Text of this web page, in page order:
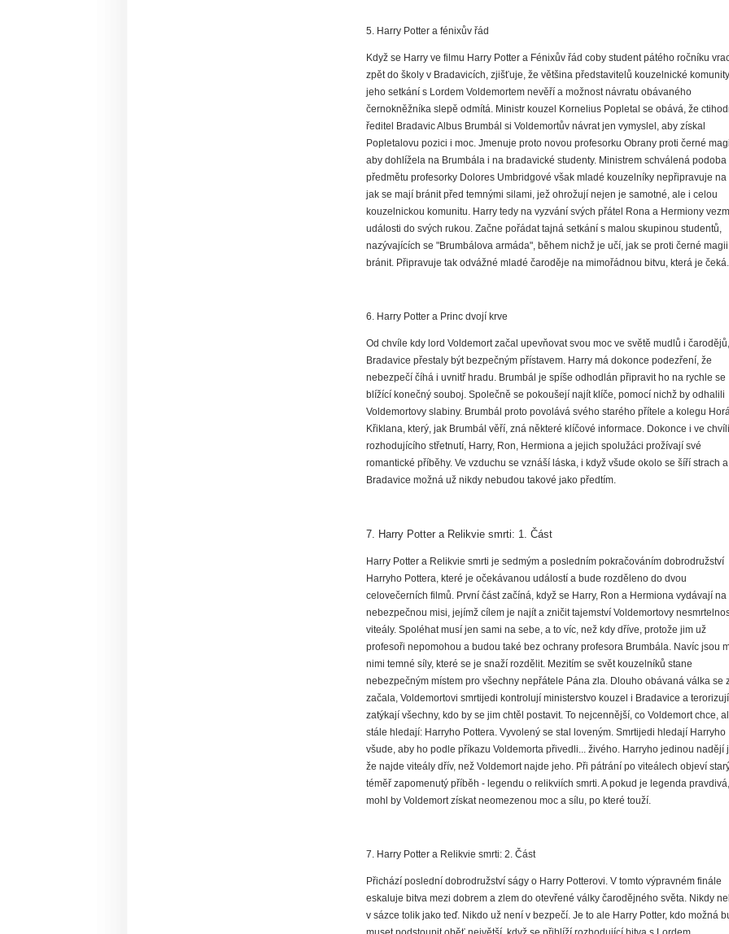
5. Harry Potter a fénixův řád
Když se Harry ve filmu Harry Potter a Fénixův řád coby student pátého ročníku
zpět do školy v Bradavicích, zjišťuje, že většina představitelů kouzelnické
jeho setkání s Lordem Voldemortem nevěří a možnost návratu obávaného
černokněžníka slepě odmítá. Ministr kouzel Kornelius Popletal se obává, že
ředitel Bradavic Albus Brumbál si Voldemortův návrat jen vymyslel, aby získal
Popletalovu pozici i moc. Jmenuje proto novou profesorku Obrany proti černé
aby dohlížela na Brumbála i na bradavické studenty. Ministrem schválená podoba
předmětu profesorky Dolores Umbridgové však mladé kouzelníky nepřipravuje na
jak se mají bránit před temnými silami, jež ohrožují nejen je samotné, ale i celou
kouzelnickou komunitu. Harry tedy na vyzvání svých přátel Rona a Hermiony
události do svých rukou. Začne pořádat tajná setkání s malou skupinou studentů,
nazývajících se "Brumbálova armáda", během nichž je učí, jak se proti černé magii
bránit. Připravuje tak odvážné mladé čaroděje na mimořádnou bitvu, která je
6. Harry Potter a Princ dvojí krve
Od chvíle kdy lord Voldemort začal upevňovat svou moc ve světě mudlů i čarodějů,
Bradavice přestaly být bezpečným přístavem. Harry má dokonce podezření, že
nebezpečí číhá i uvnitř hradu. Brumbál je spíše odhodlán připravit ho na rychle se
blížící konečný souboj. Společně se pokoušejí najít klíče, pomocí nichž by odhalili
Voldemortovy slabiny. Brumbál proto povolává svého starého přítele a kolegu
Křiklana, který, jak Brumbál věří, zná některé klíčové informace. Dokonce i ve chvíli
rozhodujícího střetnutí, Harry, Ron, Hermiona a jejich spolužáci prožívají své
romantické příběhy. Ve vzduchu se vznáší láska, i když všude okolo se šíří strach a
Bradavice možná už nikdy nebudou takové jako předtím.
7. Harry Potter a Relikvie smrti: 1. Část
Harry Potter a Relikvie smrti je sedmým a posledním pokračováním dobrodružství
Harryho Pottera, které je očekávanou událostí a bude rozděleno do dvou
celovečerních filmů. První část začíná, když se Harry, Ron a Hermiona vydávají na
nebezpečnou misi, jejímž cílem je najít a zničit tajemství Voldemortovy
viteály. Spoléhat musí jen sami na sebe, a to víc, než kdy dříve, protože jim už
profesoři nepomohou a budou také bez ochrany profesora Brumbála. Navíc jsou
nimi temné síly, které se je snaží rozdělit. Mezitím se svět kouzelníků stane
nebezpečným místem pro všechny nepřátele Pána zla. Dlouho obávaná válka se
začala, Voldemortovi smrtijedi kontrolují ministerstvo kouzel i Bradavice a
zatýkají všechny, kdo by se jim chtěl postavit. To nejcennější, co Voldemort chce,
stále hledají: Harryho Pottera. Vyvolený se stal loveným. Smrtijedi hledají Harryho
všude, aby ho podle příkazu Voldemorta přivedli... živého. Harryho jedinou nadějí
že najde viteály dřív, než Voldemort najde jeho. Při pátrání po viteálech objeví
téměř zapomenutý příběh - legendu o relikviích smrti. A pokud je legenda pravdivá,
mohl by Voldemort získat neomezenou moc a sílu, po které touží.
7. Harry Potter a Relikvie smrti: 2. Část
Přichází poslední dobrodružství ságy o Harry Potterovi. V tomto výpravném finále
eskaluje bitva mezi dobrem a zlem do otevřené války čarodějného světa. Nikdy
v sázce tolik jako teď. Nikdo už není v bezpečí. Je to ale Harry Potter, kdo možná